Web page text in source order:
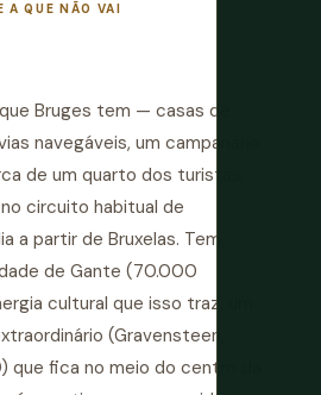
A QUE NÃO VAI
Bruges tem — casas de
navegáveis, um campanário
de um quarto dos turistas,
circuito habitual de
a partir de Bruxelas. Tem
de Gante (70.000
cultural que isso traz, um
(Gravensteen,
que fica no meio do centro da